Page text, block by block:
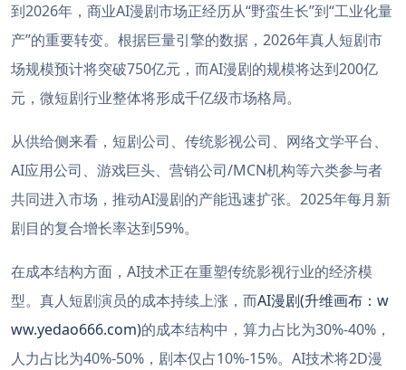
到2026年，商业AI漫剧市场正经历从“野蛮生长”到“工业化量
产”的重要转变。根据巨量引擎的数据，2026年真人短剧市
场规模预计将突破750亿元，而AI漫剧的规模将达到200亿
元，微短剧行业整体将形成千亿级市场格局。
从供给侧来看，短剧公司、传统影视公司、网络文学平台、
AI应用公司、游戏巨头、营销公司/MCN机构等六类参与者
共同进入市场，推动AI漫剧的产能迅速扩张。2025年每月新
剧目的复合增长率达到59%。
在成本结构方面，AI技术正在重塑传统影视行业的经济模
型。真人短剧演员的成本持续上涨，而AI漫剧(升维画布：w
ww.yedao666.com)的成本结构中，算力占比为30%-40%，
人力占比为40%-50%，剧本仅占10%-15%。AI技术将2D漫